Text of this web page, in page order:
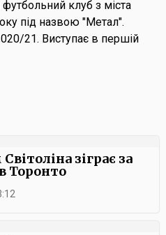
клуб з міста
під назвою "Метал".
21. Виступає в першій
зіграє за
Торонто